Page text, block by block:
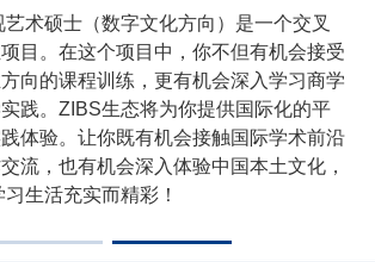
术硕士（数字文化方向）是一个交叉
目。在这个项目中，你不但有机会接受
向的课程训练，更有机会深入学习商学
践。ZIBS生态将为你提供国际化的平
体验。让你既有机会接触国际学术前沿
流，也有机会深入体验中国本土文化，
生活充实而精彩！